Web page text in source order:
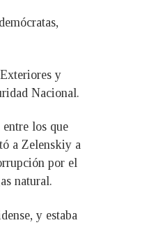
y
Nacional.
los que
a Zelenskiy a
por el
natural.
y estaba